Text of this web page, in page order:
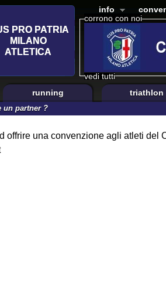
corrono con noi
vedi tutti
info
running triathlon
un partner ?
offrire una convenzione agli atleti del